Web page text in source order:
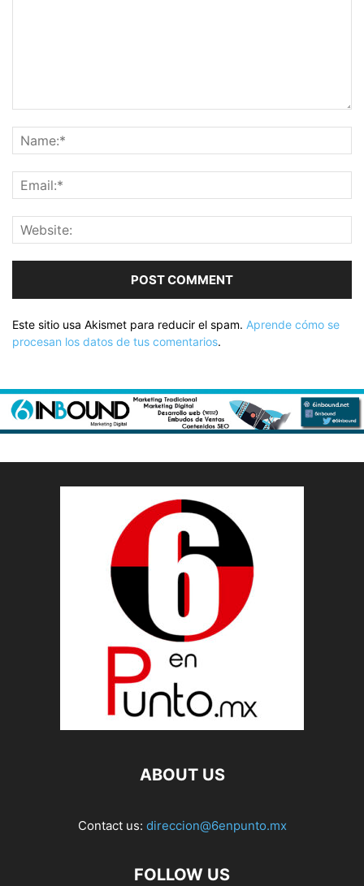
Este sitio usa Akismet para reducir el spam. Aprende cómo se
procesan los datos de tus comentarios.
ABOUT US
Contact us: direccion@6enpunto.mx
FOLLOW US